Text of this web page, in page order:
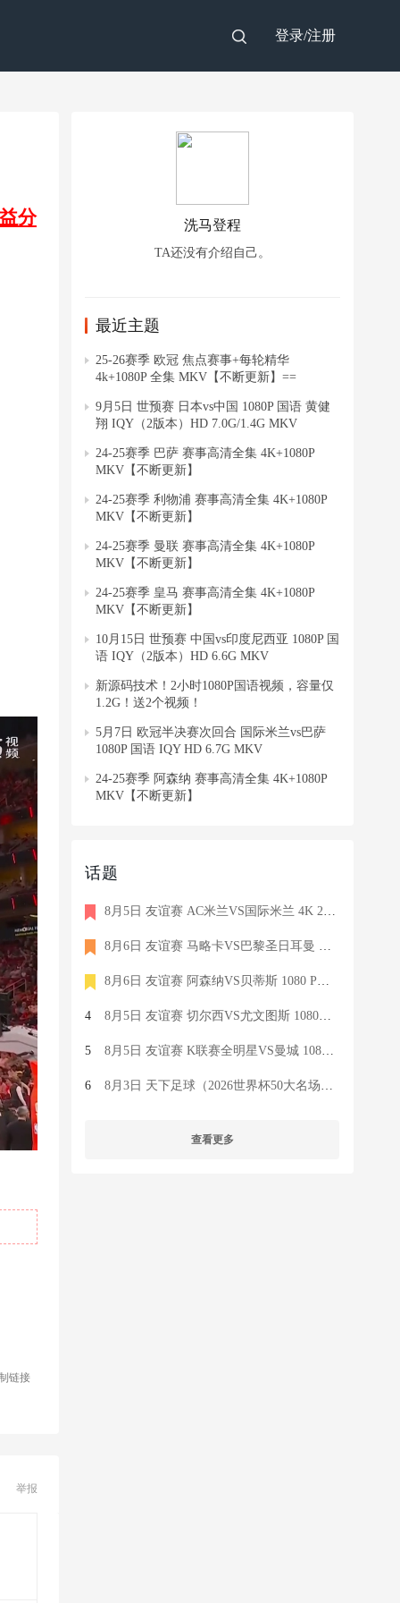
登录/注册
分
链接
举报
洗马登程
TA还没有介绍自己。
最近主题
25-26赛季 欧冠 焦点赛事+每轮精华
4k+1080P 全集 MKV【不断更新】==
9月5日 世预赛 日本vs中国 1080P 国语 黄健
翔 IQY（2版本）HD 7.0G/1.4G MKV
24-25赛季 巴萨 赛事高清全集 4K+1080P
MKV【不断更新】
24-25赛季 利物浦 赛事高清全集 4K+1080P
MKV【不断更新】
24-25赛季 曼联 赛事高清全集 4K+1080P
MKV【不断更新】
24-25赛季 皇马 赛事高清全集 4K+1080P
MKV【不断更新】
10月15日 世预赛 中国vs印度尼西亚 1080P 国
语 IQY（2版本）HD 6.6G MKV
新源码技术！2小时1080P国语视频，容量仅
1.2G！送2个视频！
5月7日 欧冠半决赛次回合 国际米兰vs巴萨
1080P 国语 IQY HD 6.7G MKV
24-25赛季 阿森纳 赛事高清全集 4K+1080P
MKV【不断更新】
话题
8月5日 友谊赛 AC米兰VS国际米兰 4K 2160P 荷语 ZIGGO HD 19G TS
8月6日 友谊赛 马略卡VS巴黎圣日耳曼 1080 SKY 德语 6.9G TS
8月6日 友谊赛 阿森纳VS贝蒂斯 1080 PRE 英语 9.1G TS
4 8月5日 友谊赛 切尔西VS尤文图斯 1080P 国语 MIGU HD 6.9G MP4
5 8月5日 友谊赛 K联赛全明星VS曼城 1080P 国语 MIGU HD 7.1G MP4
6 8月3日 天下足球（2026世界杯50大名场面）1080P 国语 CCTV5 HD 6
查看更多